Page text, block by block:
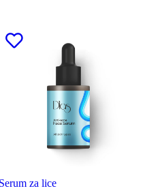
Serum za lice